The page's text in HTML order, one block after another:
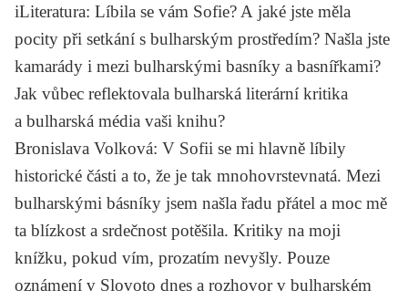
iLiteratura: Líbila se vám Sofie? A jaké jste měla
pocity při setkání s bulharským prostředím? Našla jste
kamarády i mezi bulharskými basníky a basnířkami?
Jak vůbec reflektovala bulharská literární kritika
a bulharská média vaši knihu?
Bronislava Volková: V Sofii se mi hlavně líbily
historické části a to, že je tak mnohovrstevnatá. Mezi
bulharskými básníky jsem našla řadu přátel a moc mě
ta blízkost a srdečnost potěšila. Kritiky na moji
knížku, pokud vím, prozatím nevyšly. Pouze
oznámení v Slovoto dnes a rozhovor v bulharském